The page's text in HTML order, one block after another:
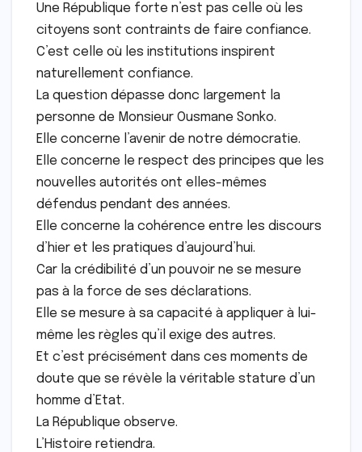
Une République forte n’est pas celle où les
citoyens sont contraints de faire confiance.
C’est celle où les institutions ins­pirent
naturellement confiance.
La question dépasse donc largement la
personne de Monsieur Ousmane Sonko.
Elle concerne l’avenir de notre démocratie.
Elle concerne le respect des principes que les
nouvelles autorités ont elles-mêmes
défendus pendant des années.
Elle concerne la cohérence entre les discours
d’hier et les pratiques d’aujourd’hui.
Car la crédibilité d’un pouvoir ne se mesure
pas à la force de ses déclarations.
Elle se mesure à sa capacité à appliquer à lui-
même les règles qu’il exige des autres.
Et c’est précisément dans ces moments de
doute que se révèle la véritable stature d’un
homme d’Etat.
La République observe.
L’Histoire retiendra.